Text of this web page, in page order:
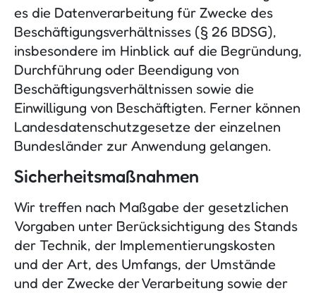
es die Datenverarbeitung für Zwecke des
Beschäftigungsverhältnisses (§ 26 BDSG),
insbesondere im Hinblick auf die Begründung,
Durchführung oder Beendigung von
Beschäftigungsverhältnissen sowie die
Einwilligung von Beschäftigten. Ferner können
Landesdatenschutzgesetze der einzelnen
Bundesländer zur Anwendung gelangen.
Sicherheitsmaßnahmen
Wir treffen nach Maßgabe der gesetzlichen
Vorgaben unter Berücksichtigung des Stands
der Technik, der Implementierungskosten
und der Art, des Umfangs, der Umstände
und der Zwecke der Verarbeitung sowie der